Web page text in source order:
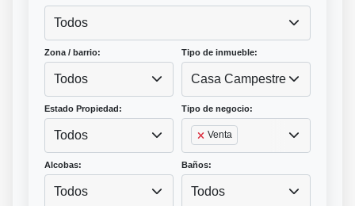
Todos
Zona / barrio:
Todos
Tipo de inmueble:
Casa Campestre
Estado Propiedad:
Todos
Tipo de negocio:
Venta
Alcobas:
Todos
Baños:
Todos